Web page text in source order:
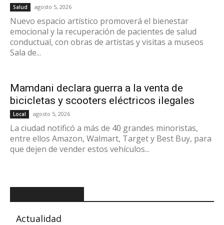
Salud agosto 5, 2026
Nuevo espacio artístico promoverá el bienestar
emocional y la recuperación de pacientes de salud
conductual, con obras de artistas y visitas a museos
Sala de...
Mamdani declara guerra a la venta de
bicicletas y scooters eléctricos ilegales
Local agosto 5, 2026
La ciudad notificó a más de 40 grandes minoristas,
entre ellos Amazon, Walmart, Target y Best Buy, para
que dejen de vender estos vehículos...
Actualidad